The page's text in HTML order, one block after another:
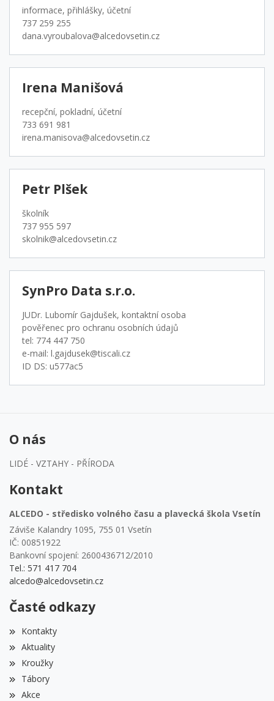
informace, přihlášky, účetní
737 259 255
dana.vyroubalova@alcedovsetin.cz
Irena Manišová
recepční, pokladní, účetní
733 691 981
irena.manisova@alcedovsetin.cz
Petr Plšek
školník
737 955 597
skolnik@alcedovsetin.cz
SynPro Data s.r.o.
JUDr. Lubomír Gajdušek, kontaktní osoba
pověřenec pro ochranu osobních údajů
tel: 774 447 750
e-mail: l.gajdusek@tiscali.cz
ID DS: u577ac5
O nás
LIDÉ - VZTAHY - PŘÍRODA
Kontakt
ALCEDO - středisko volného času a plavecká škola Vsetín
Záviše Kalandry 1095, 755 01 Vsetín
IČ: 00851922
Bankovní spojení: 2600436712/2010
Tel.: 571 417 704
alcedo@alcedovsetin.cz
Časté odkazy
Kontakty
Aktuality
Kroužky
Tábory
Akce